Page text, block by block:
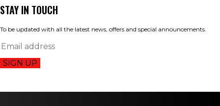
STAY IN TOUCH
To be updated with all the latest news, offers and special announcements.
SIGN UP